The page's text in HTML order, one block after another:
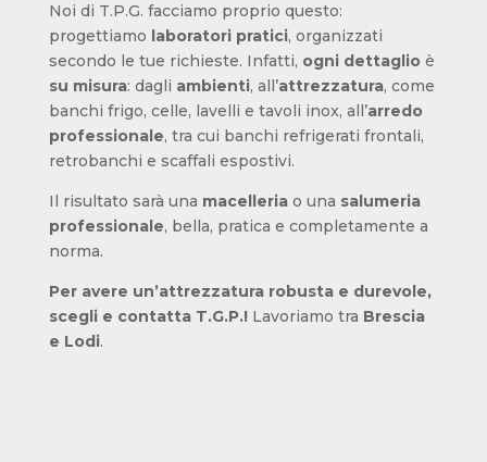
Noi di T.P.G. facciamo proprio questo:
progettiamo laboratori pratici, organizzati
secondo le tue richieste. Infatti, ogni dettaglio è
su misura: dagli ambienti, all’attrezzatura, come
banchi frigo, celle, lavelli e tavoli inox, all’arredo
professionale, tra cui banchi refrigerati frontali,
retrobanchi e scaffali espostivi.
Il risultato sarà una macelleria o una salumeria
professionale, bella, pratica e completamente a
norma.
Per avere un’attrezzatura robusta e durevole,
scegli e contatta T.G.P.!Lavoriamo tra Brescia
e Lodi.